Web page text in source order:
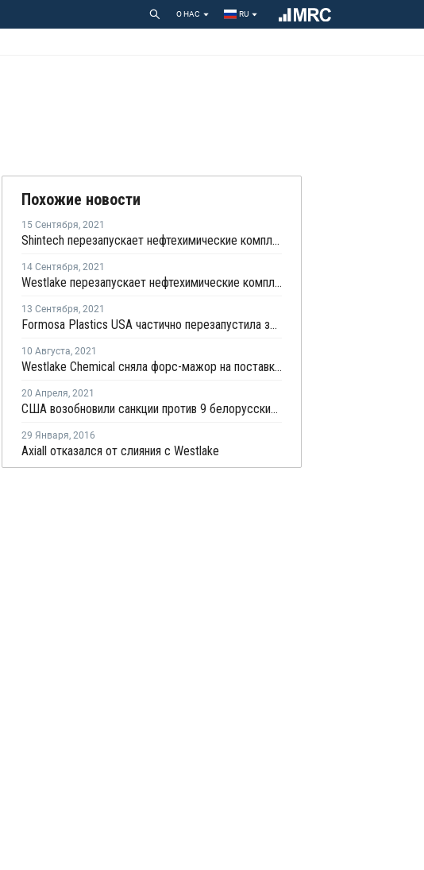
О НАС RU
Похожие новости
15 Сентября, 2021
Shintech перезапускает нефтехимические комплексы в Луизиане после урагана "Ида"
14 Сентября, 2021
Westlake перезапускает нефтехимические комплексы в Луизиане после урагана "Ида"
13 Сентября, 2021
Formosa Plastics USA частично перезапустила завод ПВХ в Батон-Руже после его остановки из-за урагана Ида
10 Августа, 2021
Westlake Chemical сняла форс-мажор на поставки каустика и хлора в США
20 Апреля, 2021
США возобновили санкции против 9 белорусских компаний, включая Нафтан и Белнефтехим
29 Января, 2016
Axiall отказался от слияния с Westlake